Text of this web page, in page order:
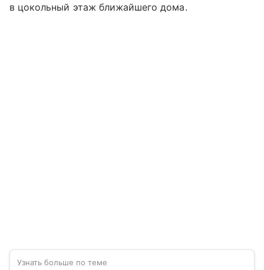
в цокольный этаж ближайшего дома.
Узнать больше по теме